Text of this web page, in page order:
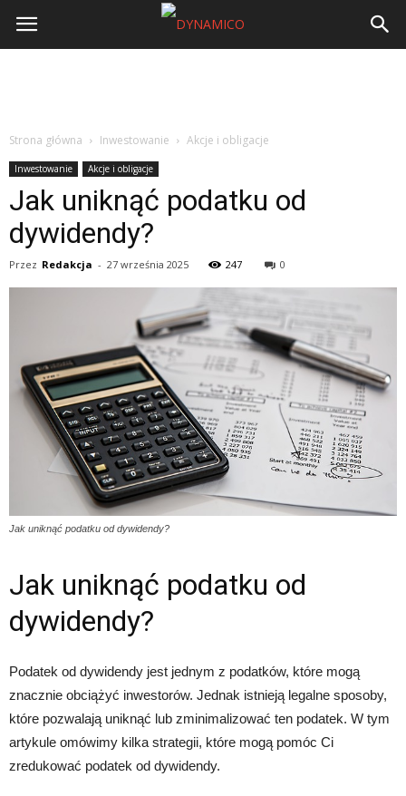
Strona główna Inwestowanie Akcje i obligacje
Inwestowanie Akcje i obligacje
Jak uniknąć podatku od
dywidendy?
Przez Redakcja - 27 września 2025 247 0
Jak uniknąć podatku od dywidendy?
Jak uniknąć podatku od
dywidendy?
Podatek od dywidendy jest jednym z podatków, które mogą
znacznie obciążyć inwestorów. Jednak istnieją legalne sposoby,
które pozwalają uniknąć lub zminimalizować ten podatek. W tym
artykule omówimy kilka strategii, które mogą pomóc Ci
zredukować podatek od dywidendy.